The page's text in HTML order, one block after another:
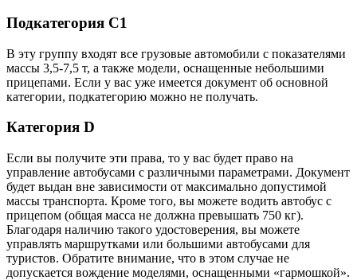
Подкатегория С1
В эту группу входят все грузовые автомобили с показателями
массы 3,5-7,5 т, а также модели, оснащенные небольшими
прицепами. Если у вас уже имеется документ об основной
категории, подкатегорию можно не получать.
Категория D
Если вы получите эти права, то у вас будет право на
управление автобусами с различными параметрами. Документ
будет выдан вне зависимости от максимально допустимой
массы транспорта. Кроме того, вы можете водить автобус с
прицепом (общая масса не должна превышать 750 кг).
Благодаря наличию такого удостоверения, вы можете
управлять маршрутками или большими автобусами для
туристов. Обратите внимание, что в этом случае не
допускается вождение моделями, оснащенными «гармошкой».